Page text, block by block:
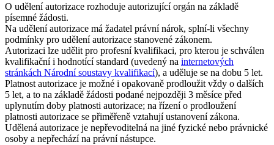
O udělení autorizace rozhoduje autorizující orgán na základě
písemné žádosti.
Na udělení autorizace má žadatel právní nárok, splní-li všechny
podmínky pro udělení autorizace stanovené zákonem.
Autorizaci lze udělit pro profesní kvalifikaci, pro kterou je schválen
kvalifikační i hodnotící standard (uvedený na internetových
stránkách Národní soustavy kvalifikací), a uděluje se na dobu 5 let.
Platnost autorizace je možné i opakovaně prodloužit vždy o dalších
5 let, a to na základě žádosti podané nejpozději 3 měsíce před
uplynutím doby platnosti autorizace; na řízení o prodloužení
platnosti autorizace se přiměřeně vztahují ustanovení zákona.
Udělená autorizace je nepřevoditelná na jiné fyzické nebo právnické
osoby a nepřechází na právní nástupce.